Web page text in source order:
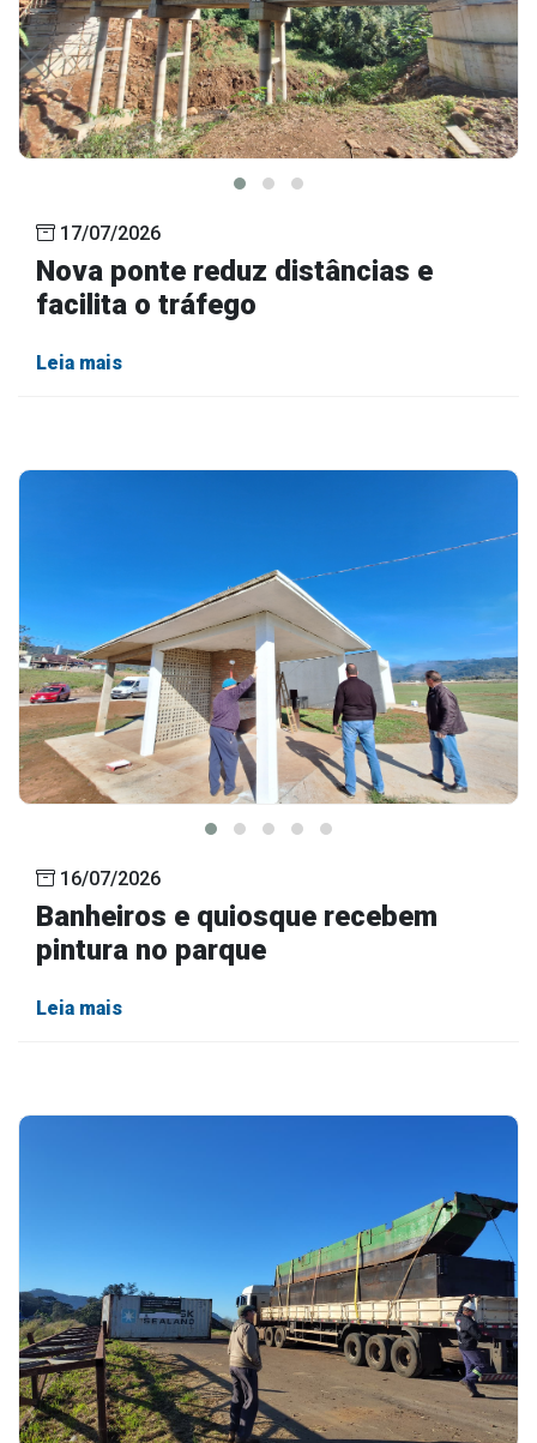
17/07/2026
Nova ponte reduz distâncias e
facilita o tráfego
Leia mais
16/07/2026
Banheiros e quiosque recebem
pintura no parque
Leia mais